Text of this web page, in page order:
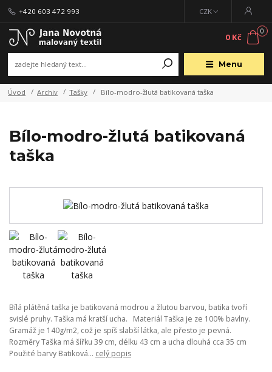
Menu
CZK
+420 603 472 993
0
0 Kč
Úvod Archiv Tašky Bílo-modro-žlutá batikovaná taška
Bílo-modro-žlutá batikovaná
taška
Bílá plátěná taška je batikovaná modrou a žlutou barvou, batika tvoří
svislé pruhy. Taška má kratší ucha. Materiál Taška je ze 100% bavlny.
Gramáž je 140g/m2, což je spíš slabší látka, ale přesto je pevná.
Rozměry Taška má šířku 39 cm, délku 43 cm a ucha dlouhá cca 35 cm
Použité barvy Batiková... celý popis